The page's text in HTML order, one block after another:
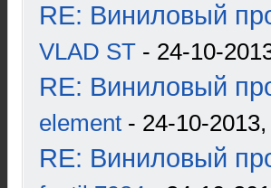
RE: Виниловый
VLAD ST - 24-10-
RE: Виниловый
element - 24-10-
RE: Виниловый